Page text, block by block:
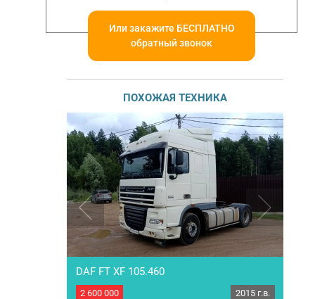
Или закажите БЕСПЛАТНО
обратный звонок
ПОХОЖАЯ ТЕХНИКА
Седельный тягач DAF FT XF 105.460
DAF FT XF 105.460
2 600 000 2015 г.в.